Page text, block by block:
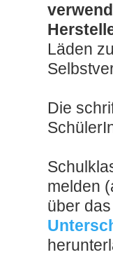
Läden
Die
melden
über